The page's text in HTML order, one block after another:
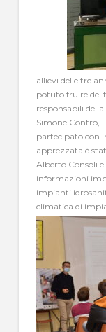
allievi delle tre
potuto fruire del
responsabili
Simone Contro,
partecipato con
apprezzata è
Alberto Consoli
informazioni
impianti
climatica di